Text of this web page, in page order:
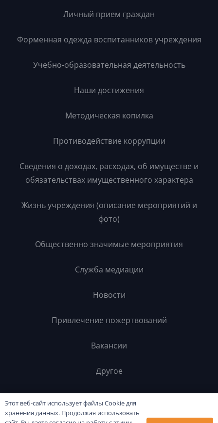
Личный прием граждан
Форменная одежда воспитанников учреждения
Учебно-образовательная деятельность
Наши достижения
Методическая копилка
Противодействие коррупции
Сведения о доходах, расходах, об имуществе и
обязательствах имущественного характера
Жизнь учреждения (описание мероприятий и
фото)
Общественно значимые мероприятия
Служба медиации
Новости
Привлечение пожертвований
Вакансии
Другое
Контакты
Этот веб-сайт использует файлы Cookie для
хранения данных. Продолжая использовать